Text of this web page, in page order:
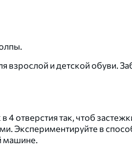
и детской обуви.
отверстия так, чтоб
Экспериментируйте в
машине.